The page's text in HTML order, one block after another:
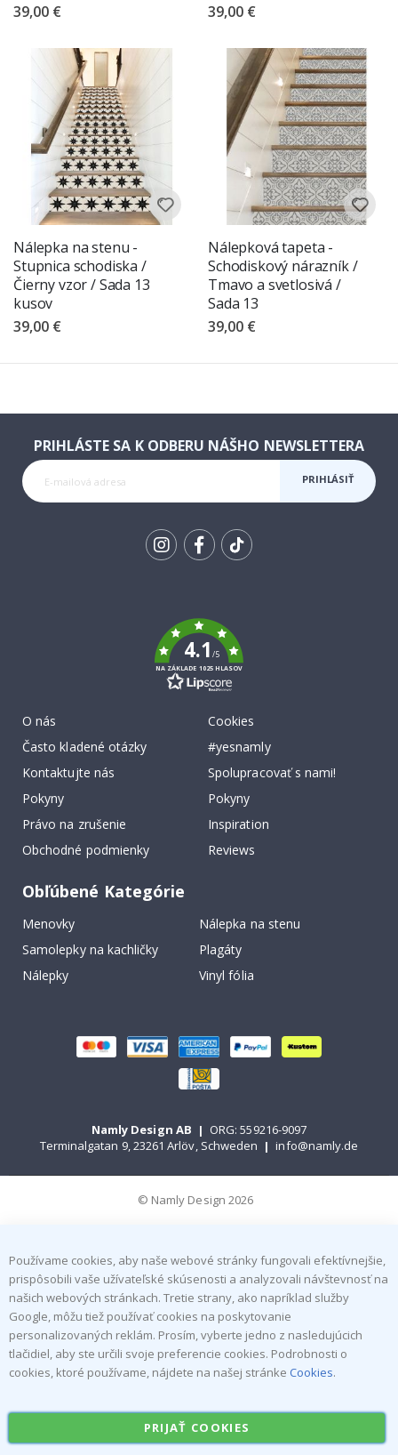
39,00 €
39,00 €
Nálepka na stenu -
Stupnica schodiska /
Čierny vzor / Sada 13
kusov
39,00 €
Nálepková tapeta -
Schodiskový nárazník /
Tmavo a svetlosivá /
Sada 13
39,00 €
PRIHLÁSTE SA K ODBERU NÁŠHO NEWSLETTERA
PRIHLÁSIŤ
4.1/5
NA ZÁKLADE 1025 HLASOV
O nás
Často kladené otázky
Kontaktujte nás
Pokyny
Právo na zrušenie
Obchodné podmienky
Cookies
#yesnamly
Spolupracovať s nami!
Pokyny
Inspiration
Reviews
Obľúbené Kategórie
Menovky
Nálepka na stenu
Samolepky na kachličky
Plagáty
Nálepky
Vinyl fólia
Namly Design AB | ORG: 559216-9097
Terminalgatan 9, 23261 Arlöv, Schweden | info@namly.de
© Namly Design 2026
Používame cookies, aby naše webové stránky fungovali efektívnejšie,
prispôsobili vaše užívateľské skúsenosti a analyzovali návštevnosť na
našich webových stránkach. Tretie strany, ako napríklad služby
Google, môžu tiež používať cookies na poskytovanie
personalizovaných reklám. Prosím, vyberte jedno z nasledujúcich
tlačidiel, aby ste určili svoje preferencie cookies. Podrobnosti o
cookies, ktoré používame, nájdete na našej stránke Cookies.
PRIJAŤ COOKIES